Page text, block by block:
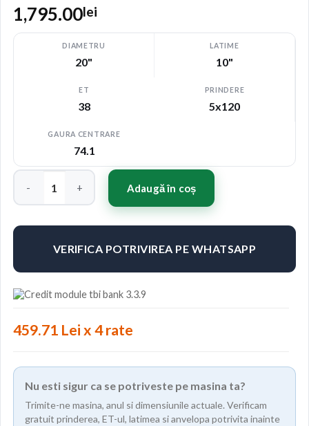
1,795.00lei
DIAMETRU
20"
LATIME
10"
ET
38
PRINDERE
5x120
GAURA CENTRARE
74.1
Cantitate Jante ABS F33 20"x10" ET38 Culoare SILVER
Adaugă în coș
VERIFICA POTRIVIREA PE WHATSAPP
459.71 Lei x 4 rate
Nu esti sigur ca se potriveste pe masina ta?
Trimite-ne masina, anul si dimensiunile actuale. Verificam
gratuit prinderea, ET-ul, latimea si anvelopa potrivita inainte